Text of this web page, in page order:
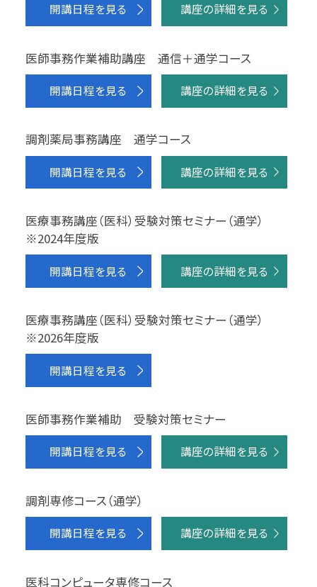
開講日程を見る 講座の詳細を見る
医師事務作業補助講座 通信＋通学コース
開講日程を見る 講座の詳細を見る
調剤薬局事務講座 通学コース
開講日程を見る 講座の詳細を見る
医療事務講座（医科）受験対策セミナー（通学）
※2024年度版
開講日程を見る 講座の詳細を見る
医療事務講座（医科）受験対策セミナー（通学）
※2026年度版
開講日程を見る
医師事務作業補助 受験対策セミナー
開講日程を見る 講座の詳細を見る
調剤専修コース（通学）
開講日程を見る 講座の詳細を見る
医科コンピュータ専修コース